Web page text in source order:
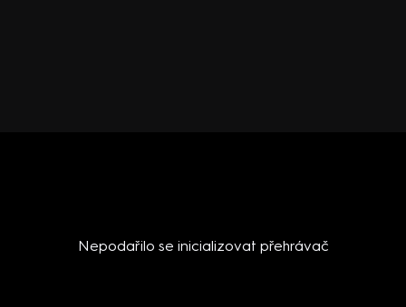
Nepodařilo se inicializovat přehrávač